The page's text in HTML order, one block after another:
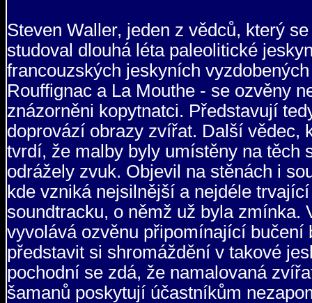
Steven Waller, jeden z vědců, který
studoval dlouhá léta paleolitické
francouzských jeskyních
Rouffignac a La Mouthe - se ozvěny
znázorněni kopytnatci. Představují
doprovází obrazy zvířat. Další vědec,
tvrdí, že malby byly umístěny na těch
odrážely zvuk. Objevil na stěnách i
kde vzniká nejsilnější a nejdéle
soundtracku, o němž už byla zmínka.
vyvolává ozvěnu připomínající
představit si shromáždění v takové
pochodní se zdá, že namalovaná
šamanů poskytují účastníkům